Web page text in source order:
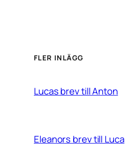
FLER INLÄGG
Lucas brev till Anton
Eleanors brev till Luca